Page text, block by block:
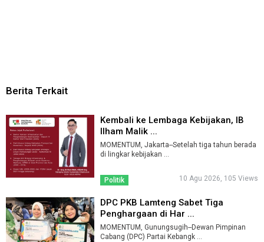
Berita Terkait
Kembali ke Lembaga Kebijakan, IB
Ilham Malik ...
MOMENTUM, Jakarta--Setelah tiga tahun berada
di lingkar kebijakan ...
Politik 10 Agu 2026, 105 Views
DPC PKB Lamteng Sabet Tiga
Penghargaan di Har ...
MOMENTUM, Gunungsugih--Dewan Pimpinan
Cabang (DPC) Partai Kebangk ...